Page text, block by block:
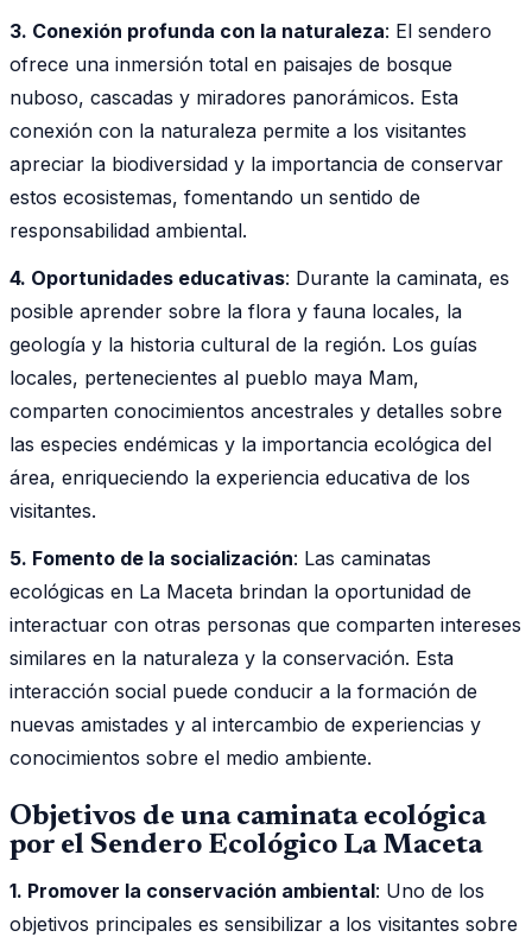
3. Conexión profunda con la naturaleza: El sendero
ofrece una inmersión total en paisajes de bosque
nuboso, cascadas y miradores panorámicos. Esta
conexión con la naturaleza permite a los visitantes
apreciar la biodiversidad y la importancia de conservar
estos ecosistemas, fomentando un sentido de
responsabilidad ambiental.
4. Oportunidades educativas: Durante la caminata, es
posible aprender sobre la flora y fauna locales, la
geología y la historia cultural de la región. Los guías
locales, pertenecientes al pueblo maya Mam,
comparten conocimientos ancestrales y detalles sobre
las especies endémicas y la importancia ecológica del
área, enriqueciendo la experiencia educativa de los
visitantes.
5. Fomento de la socialización: Las caminatas
ecológicas en La Maceta brindan la oportunidad de
interactuar con otras personas que comparten intereses
similares en la naturaleza y la conservación. Esta
interacción social puede conducir a la formación de
nuevas amistades y al intercambio de experiencias y
conocimientos sobre el medio ambiente.
Objetivos de una caminata ecológica
por el Sendero Ecológico La Maceta
1. Promover la conservación ambiental: Uno de los
objetivos principales es sensibilizar a los visitantes sobre